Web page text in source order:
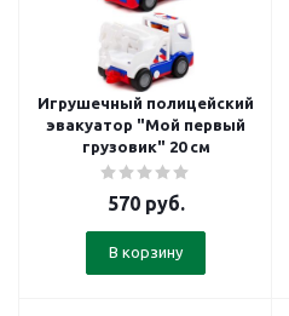
Игрушечный полицейский
эвакуатор "Мой первый
грузовик" 20 см
570руб.
В корзину